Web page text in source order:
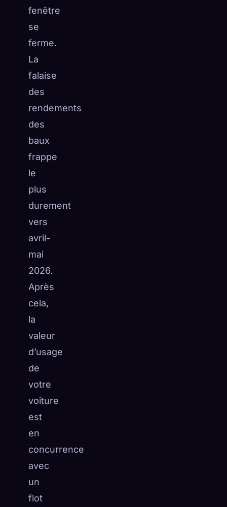
fenêtre
se
ferme.
La
falaise
des
rendements
des
baux
frappe
le
plus
durement
vers
avril-
mai
2026.
Après
cela,
la
valeur
d’usage
de
votre
voiture
est
en
concurrence
avec
un
flot